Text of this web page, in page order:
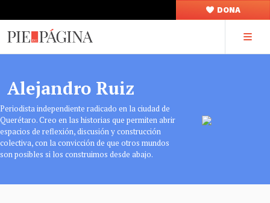
DONA
Alejandro Ruiz
Periodista independiente radicado en la ciudad de
Querétaro. Creo en las historias que permiten abrir
espacios de reflexión, discusión y construcción
colectiva, con la convicción de que otros mundos
son posibles si los construimos desde abajo.